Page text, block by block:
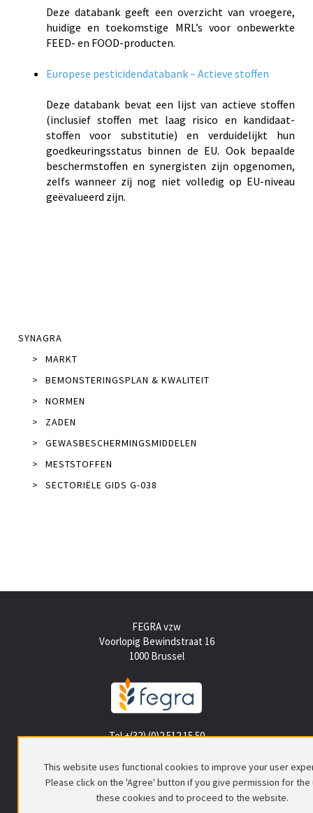
Deze databank geeft een overzicht van vroegere,
huidige en toekomstige MRL’s voor onbewerkte
FEED- en FOOD-producten.
Europese pesticidendatabank – Actieve stoffen
Deze databank bevat een lijst van actieve stoffen
(inclusief stoffen met laag risico en kandidaat-
stoffen voor substitutie) en verduidelijkt hun
goedkeuringsstatus binnen de EU. Ook bepaalde
beschermstoffen en synergisten zijn opgenomen,
zelfs wanneer zij nog niet volledig op EU-niveau
geëvalueerd zijn.
SYNAGRA
>
MARKT
>
BEMONSTERINGSPLAN & KWALITEIT
>
NORMEN
>
ZADEN
>
GEWASBESCHERMINGSMIDDELEN
>
MESTSTOFFEN
>
SECTORIËLE GIDS G-038
FEGRA vzw
Voorlopig Bewindstraat 16
1000 Brussel
Tel +(32) (0)2 512 15 50
This website uses functional cookies to improve your user
Please click on the 'Agree' button if you give permission for the
these cookies and to proceed to the website.